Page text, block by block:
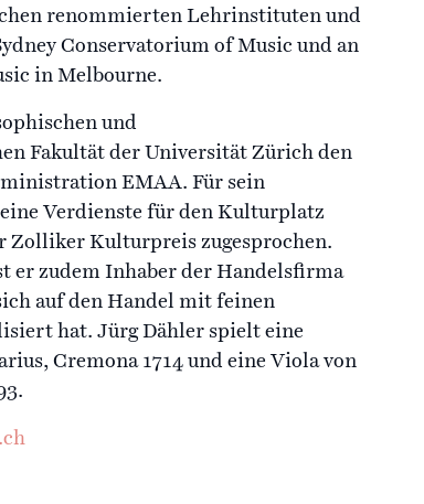
renommierten Lehrinstituten und
Conservatorium of Music und an
in Melbourne.
und
Fakultät der Universität Zürich den
EMAA. Für sein
Verdienste für den Kulturplatz
Zolliker Kulturpreis zugesprochen.
er zudem Inhaber der Handelsfirma
auf den Handel mit feinen
hat. Jürg Dähler spielt eine
Cremona 1714 und eine Viola von